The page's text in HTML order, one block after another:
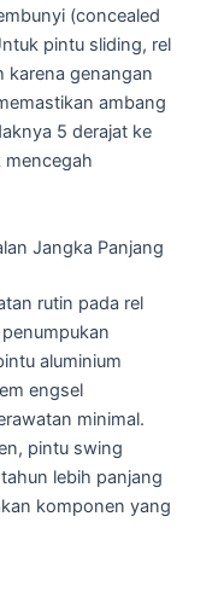
(concealed
pintu sliding, rel
karena genangan
ambang
5 derajat ke
mencegah
Jangka Panjang
rutin pada rel
aluminium
engsel
minimal.
pintu swing
lebih panjang
komponen yang